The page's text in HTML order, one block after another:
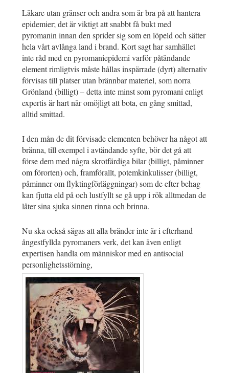
Läkare utan gränser och andra som är bra på att hantera
epidemier; det är viktigt att snabbt få bukt med
pyromanin innan den sprider sig som en löpeld och sätter
hela vårt avlånga land i brand. Kort sagt har samhället
inte råd med en pyromaniepidemi varför påtändande
element rimligtvis måste hållas inspärrade (dyrt) alternativ
förvisas till platser utan brännbar materiel, som norra
Grönland (billigt) – detta inte minst som pyromani enligt
expertis är hart när omöjligt att bota, en gång smittad,
alltid smittad.
I den mån de dit förvisade elementen behöver ha något att
bränna, till exempel i avtändande syfte, bör det gå att
förse dem med några skrotfärdiga bilar (billigt, påminner
om förorten) och, framförallt, potemkinkulisser (billigt,
påminner om flyktingförläggningar) som de efter behag
kan fjutta eld på och lustfyllt se gå upp i rök alltmedan de
låter sina sjuka sinnen rinna och brinna.
Nu ska också sägas att alla bränder inte är i efterhand
ångestfyllda pyromaners verk, det kan även enligt
expertisen handla om människor med en antisocial
personlighetsstörning,